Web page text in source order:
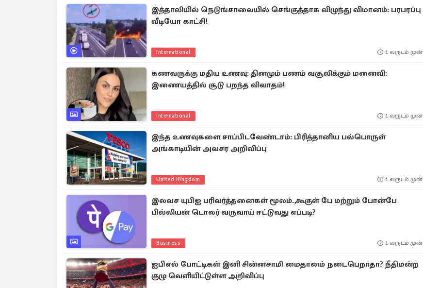
இத்தாலியில் நெடுங்சாலையில் செங்குத்தாக விழுந்து விமானம்: பரபரப்பு
வீடியோ காட்சி!
International 1 வருடம் முன்
கணவருக்கு மதிய உணவு: தினமும் பணம் வசூலிக்கும் மனைவி:
இணையத்தில் சூடு பறந்த விவாதம்!
International 1 வருடம் முன்
இந்த உணவுகளை சாப்பிடவேண்டாம்: பிரித்தானிய பல்பொருள்
அங்காடியின் அவசர அறிவிப்பு
United Kingdom 1 வருடம் முன்
இலவச யுபிஐ பரிவர்த்தனைகள் மூலம்.,கூகுள் பே மற்றும் போன்பே
பில்லியன் டொலர் வருவாய் ஈட்டுவது எப்படி?
Business 1 வருடம் முன்
ஐபிஎல் போட்டிகள் இனி சின்னசாமி மைதானம் நடைபெறாதா? நீதிமன்ற
குழு வெளியிட்டுள்ள அறிவிப்பு